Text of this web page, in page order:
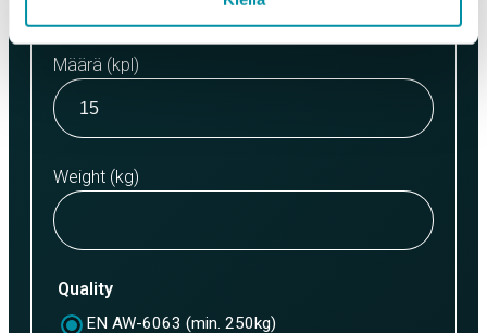
Määrä (kpl)
Weight (kg)
Quality
EN AW-6063 (min. 250kg)